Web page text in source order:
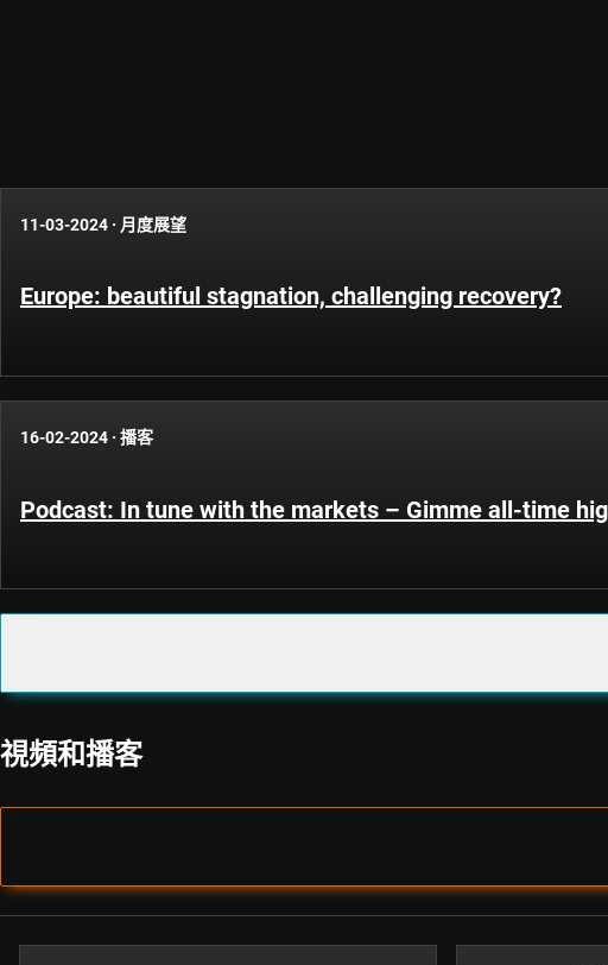
11-03-2024 · 月度展望
Europe: beautiful stagnation, challenging recovery?
16-02-2024 · 播客
Podcast: In tune with the markets – Gimme all-time
視頻和播客